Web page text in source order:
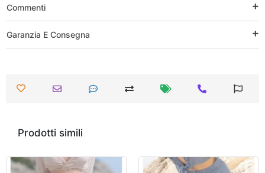
Commenti
Garanzia E Consegna
Prodotti simili